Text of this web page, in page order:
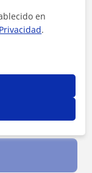
en
.